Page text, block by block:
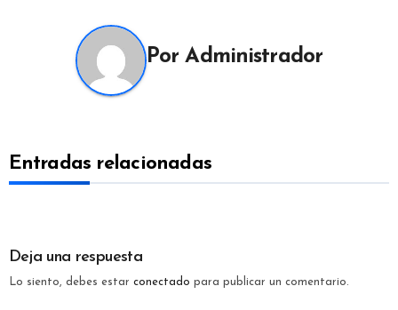
entradas
PorAdministrador
Entradas relacionadas
Deja una respuesta
Lo siento, debes estar conectado para publicar un comentario.